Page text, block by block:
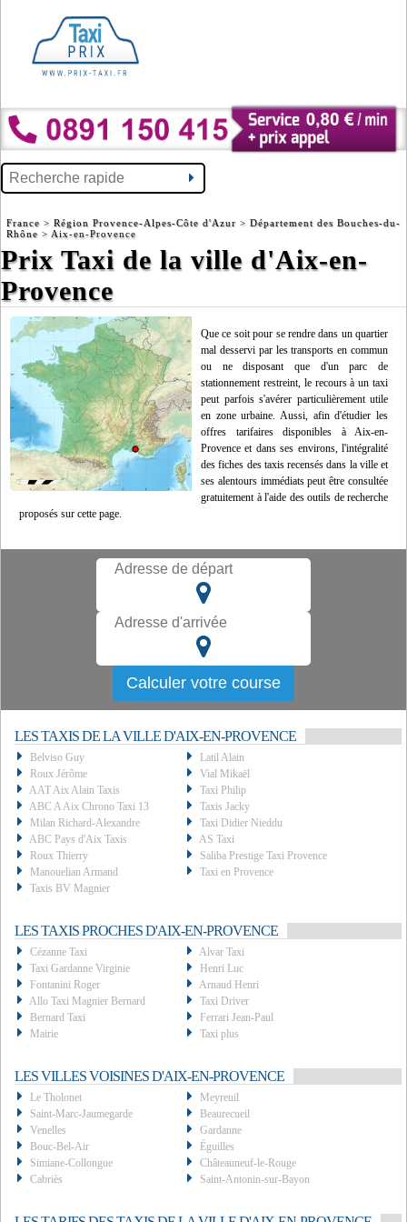
France > Région Provence-Alpes-Côte d'Azur > Département des Bouches-du-
Rhône > Aix-en-Provence
Prix Taxi de la ville d'Aix-en-
Provence
Que ce soit pour se rendre dans un quartier
mal desservi par les transports en commun
ou ne disposant que d'un parc de
stationnement restreint, le recours à un taxi
peut parfois s'avérer particulièrement utile
en zone urbaine. Aussi, afin d'étudier les
offres tarifaires disponibles à Aix-en-
Provence et dans ses environs, l'intégralité
des fiches des taxis recensés dans la ville et
ses alentours immédiats peut être consultée
gratuitement à l'aide des outils de recherche
proposés sur cette page.
LES TAXIS DE LA VILLE D'AIX-EN-PROVENCE
Belviso Guy
Latil Alain
Roux Jérôme
Vial Mikaël
AAT Aix Alain Taxis
Taxi Philip
ABC A Aix Chrono Taxi 13
Taxis Jacky
Milan Richard-Alexandre
Taxi Didier Nieddu
ABC Pays d'Aix Taxis
AS Taxi
Roux Thierry
Saliba Prestige Taxi Provence
Manouelian Armand
Taxi en Provence
Taxis BV Magnier
LES TAXIS PROCHES D'AIX-EN-PROVENCE
Cézanne Taxi
Alvar Taxi
Taxi Gardanne Virginie
Henri Luc
Fontanini Roger
Arnaud Henri
Allo Taxi Magnier Bernard
Taxi Driver
Bernard Taxi
Ferrari Jean-Paul
Mairie
Taxi plus
LES VILLES VOISINES D'AIX-EN-PROVENCE
Le Tholonet
Meyreuil
Saint-Marc-Jaumegarde
Beaurecueil
Venelles
Gardanne
Bouc-Bel-Air
Éguilles
Simiane-Collongue
Châteauneuf-le-Rouge
Cabriès
Saint-Antonin-sur-Bayon